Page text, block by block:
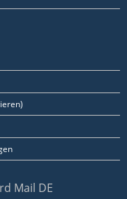
Mail DE